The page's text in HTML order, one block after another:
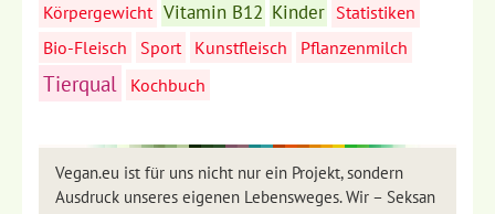
Körpergewicht Vitamin B12 Kinder Statistiken
Bio-Fleisch
Sport Kunstfleisch Pflanzenmilch
Tierqual Kochbuch
Vegan.eu ist für uns nicht nur ein Projekt, sondern
Ausdruck unseres eigenen Lebensweges. Wir – Seksan